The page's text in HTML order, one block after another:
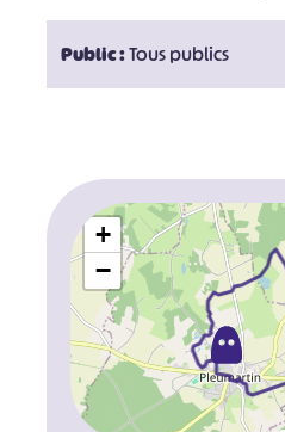
Public :Tous publics
+
−